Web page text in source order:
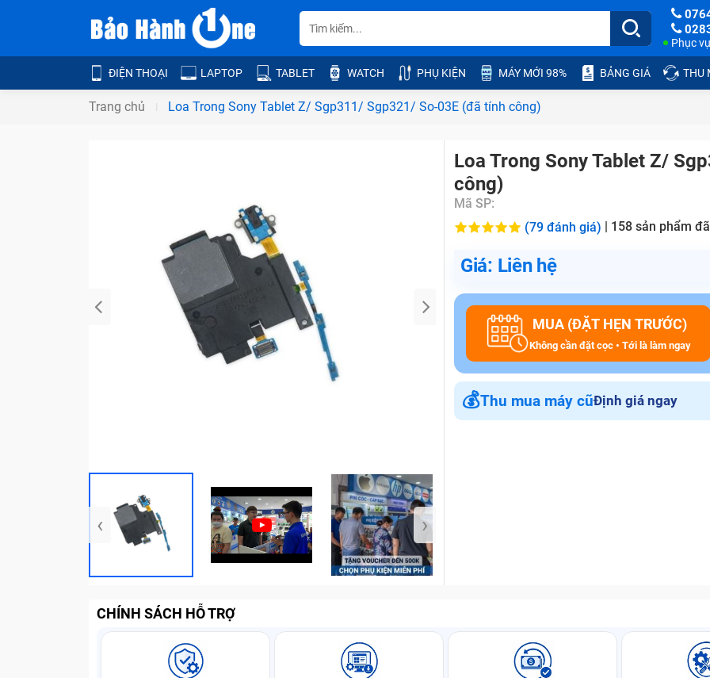
Phục
ĐIỆN THOẠI LAPTOP TABLET WATCH PHỤ KIỆN MÁY MỚI 98% BẢNG GIÁ THU
Trang chủ Loa Trong Sony Tablet Z/ Sgp311/ Sgp321/ So-03E (đã tính công)
Bảo Hành One
‹ ›
Loa Trong Sony Tablet Z/
công)
Mã SP:
(79 đánh giá) | 158 sản phẩm
Giá: Liên hệ
MUA (ĐẶT HẸN TRƯỚC)
Không cần đặt cọc • Tới là làm ngay
💰Thu mua máy cũĐịnh giá ngay
CHÍNH SÁCH HỖ TRỢ